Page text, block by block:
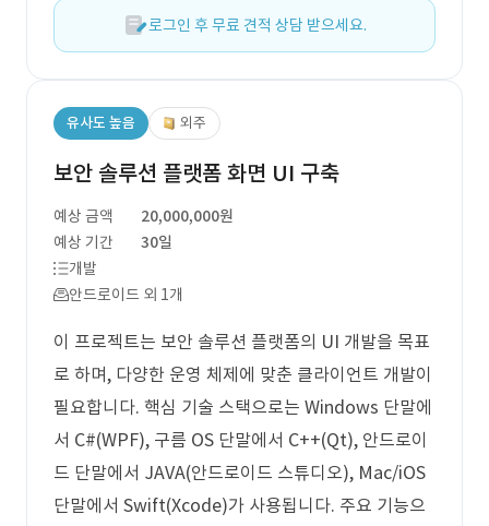
로그인 후 무료 견적 상담 받으세요.
유사도 높음 외주
보안 솔루션 플랫폼 화면 UI 구축
예상 금액
20,000,000원
예상 기간
30일
개발
안드로이드 외 1개
이 프로젝트는 보안 솔루션 플랫폼의 UI 개발을 목표
로 하며, 다양한 운영 체제에 맞춘 클라이언트 개발이
필요합니다. 핵심 기술 스택으로는 Windows 단말에
서 C#(WPF), 구름 OS 단말에서 C++(Qt), 안드로이
드 단말에서 JAVA(안드로이드 스튜디오), Mac/iOS
단말에서 Swift(Xcode)가 사용됩니다. 주요 기능으